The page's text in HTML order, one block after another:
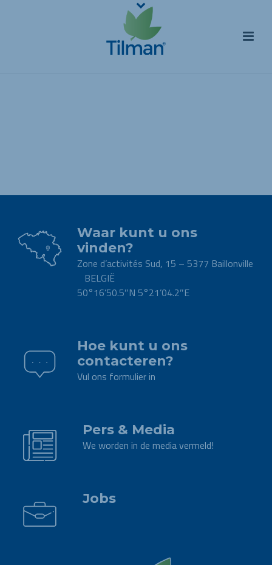
Waar kunt u ons
vinden?
Zone d’activités Sud, 15 – 5377 Baillonville
BELGIË
50°16’50.5″N 5°21’04.2″E
Hoe kunt u ons
contacteren?
Vul ons formulier in
Pers & Media
We worden in de media vermeld!
Jobs